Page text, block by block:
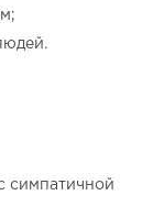
симпатичной